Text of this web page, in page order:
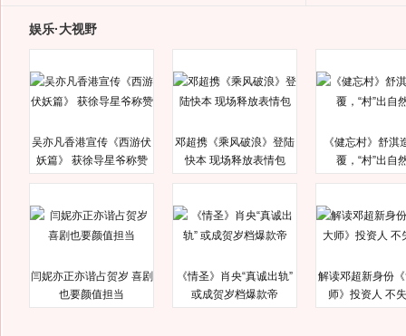
娱乐·大视野
吴亦凡香港宣传《西游伏
妖篇》 获徐导星爷称赞
邓超携《乘风破浪》登陆
快本 现场释放表情包
《健忘村》舒淇
覆，“村”出自
闫妮亦正亦谐占贺岁 喜剧
也要颜值担当
《情圣》肖央“真诚出轨”
或成贺岁档爆款帝
解读邓超新身份
师》投资人 不